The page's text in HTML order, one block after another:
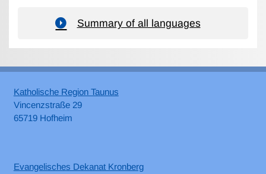
Summary of all languages
Katholische Region Taunus
Vincenzstraße 29
65719 Hofheim
Evangelisches Dekanat Kronberg